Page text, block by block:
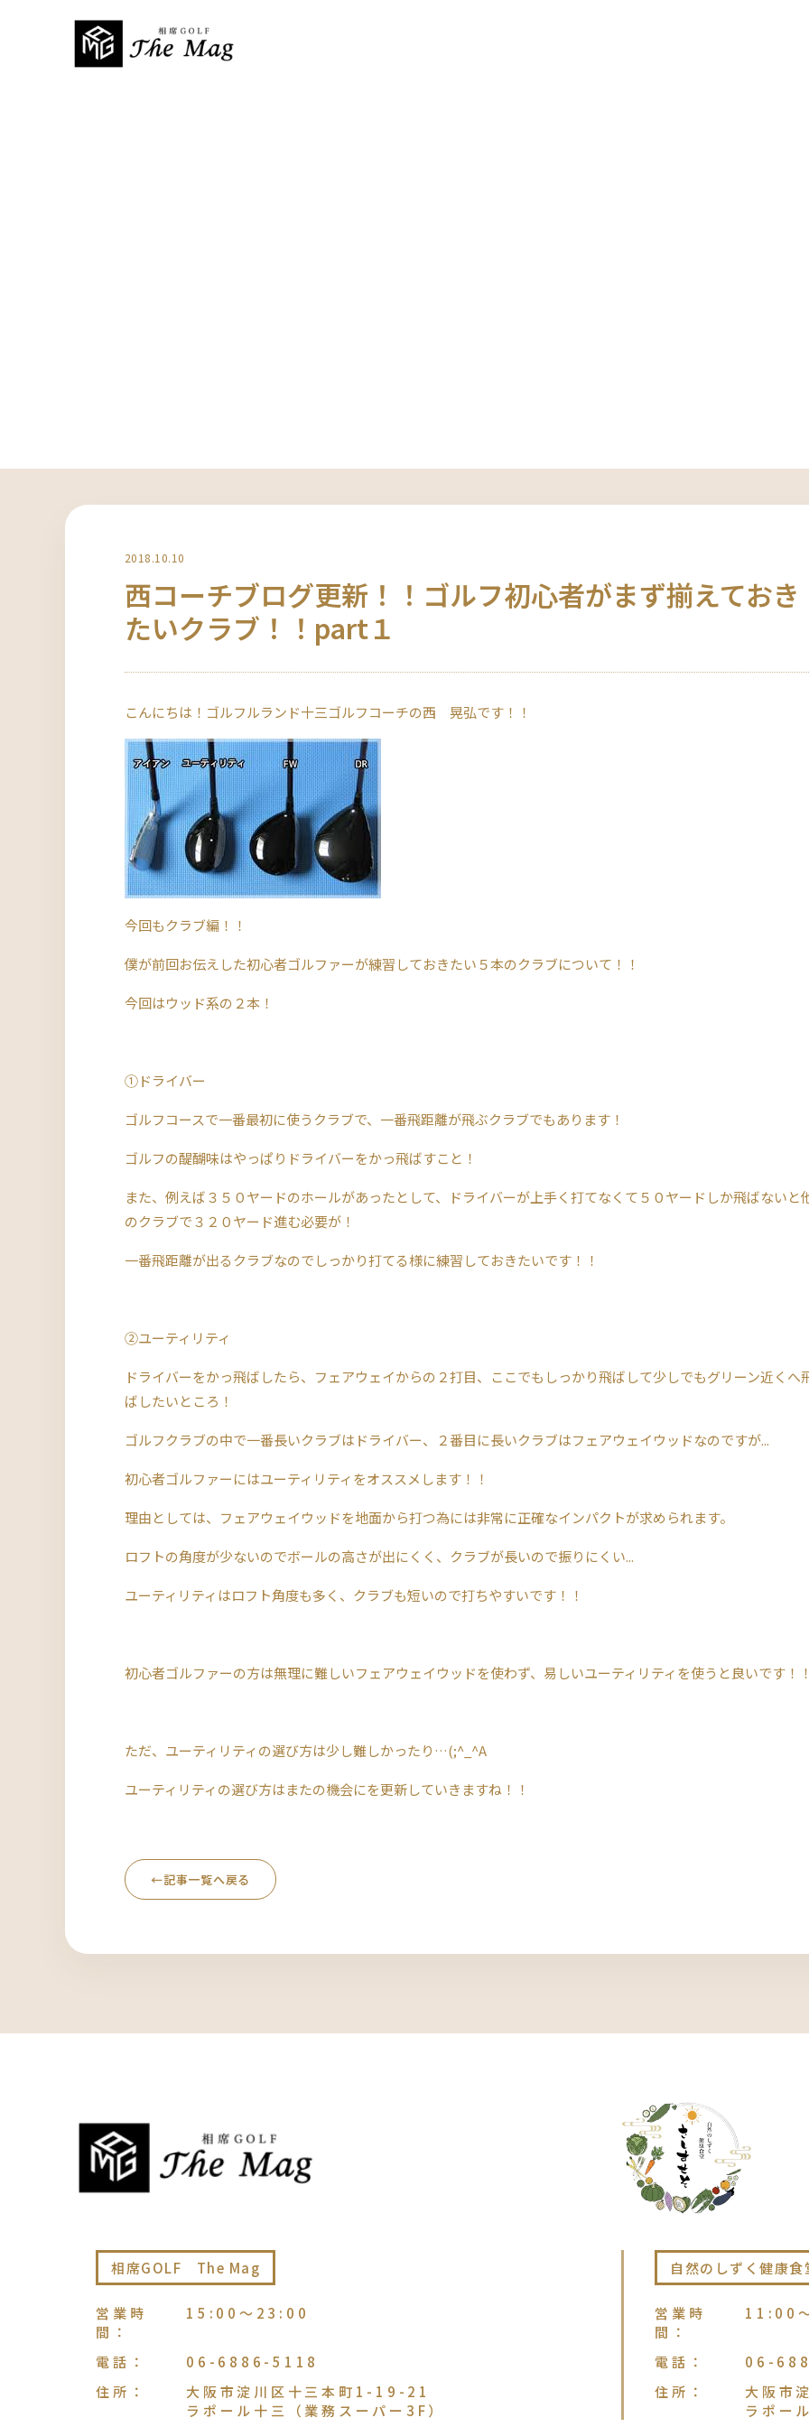
2018.10.10
西コーチブログ更新！！ゴルフ初心者がまず揃えておき
たいクラブ！！part１
こんにちは！ゴルフルランド十三ゴルフコーチの西 晃弘です！！
今回もクラブ編！！
僕が前回お伝えした初心者ゴルファーが練習しておきたい５本のクラブについて！！
今回はウッド系の２本！
①ドライバー
ゴルフコースで一番最初に使うクラブで、一番飛距離が飛ぶクラブでもあります！
ゴルフの醍醐味はやっぱりドライバーをかっ飛ばすこと！
また、例えば３５０ヤードのホールがあったとして、ドライバーが上手く打てなくて５０ヤードしか飛ばないと
のクラブで３２０ヤード進む必要が！
一番飛距離が出るクラブなのでしっかり打てる様に練習しておきたいです！！
➁ユーティリティ
ドライバーをかっ飛ばしたら、フェアウェイからの２打目、ここでもしっかり飛ばして少しでもグリーン近くへ
ばしたいところ！
ゴルフクラブの中で一番長いクラブはドライバー、２番目に長いクラブはフェアウェイウッドなのですが...
初心者ゴルファーにはユーティリティをオススメします！！
理由としては、フェアウェイウッドを地面から打つ為には非常に正確なインパクトが求められます。
ロフトの角度が少ないのでボールの高さが出にくく、クラブが長いので振りにくい...
ユーティリティはロフト角度も多く、クラブも短いので打ちやすいです！！
初心者ゴルファーの方は無理に難しいフェアウェイウッドを使わず、易しいユーティリティを使うと良いです！
ただ、ユーティリティの選び方は少し難しかったり…(;^_^A
ユーティリティの選び方はまたの機会にを更新していきますね！！
←記事一覧へ戻る
相席GOLF The Mag
営業時
間 ：
15:00〜23:00
電話 ：
06-6886-5118
住所 ：
大阪市淀川区十三本町1-19-21
ラポール十三（業務スーパー3F）
自然のしずく健康
営業時
間 ：
11:00
電話 ：
06-
住所 ：
大阪市
ラポー